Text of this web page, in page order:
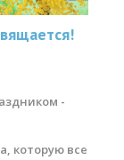
-
которую все